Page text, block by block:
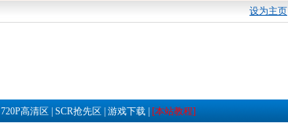
设为主页
720P高清区 SCR抢先区 游戏下载 [本站教程]